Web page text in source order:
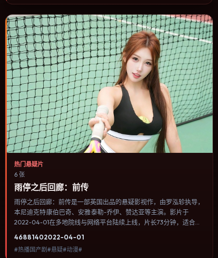
补片的选择。
热门悬疑片
6 张
雨停之后回廊：前传
雨停之后回廊：前传是一部英国出品的悬疑影视作，由罗泓轸执导，
本尼迪克特·康伯巴奇、安雅·泰勒-乔伊、赞达亚等主演。影片于
2022-04-01在多地院线与网络平台陆续上线，片长73分钟，适合喜
选择与情节推进，节奏与视听语言统一，可作为休闲观影或类型片补
46881402022-04-01
#热播国产剧#悬疑#动漫#